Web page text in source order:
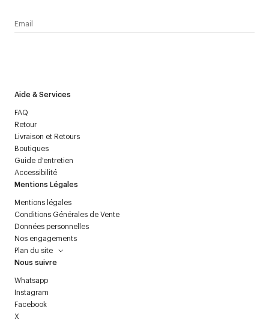
Aide & Services
FAQ
Retour
Livraison et Retours
Boutiques
Guide d'entretien
Accessibilité
Mentions Légales
Mentions légales
Conditions Générales de Vente
Données personnelles
Nos engagements
Plan du site
Nous suivre
Whatsapp
Instagram
Facebook
X